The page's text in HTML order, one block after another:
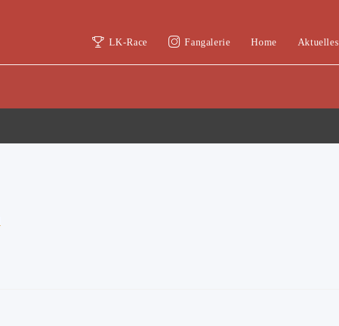
LK-Race Fangalerie Home Aktuelles